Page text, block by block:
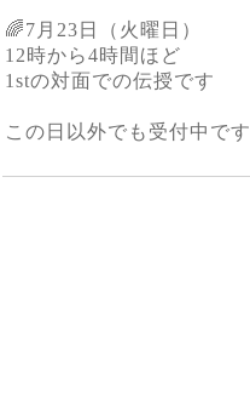
🌈7月23日（火曜日）
12時から4時間ほど
1stの対面での伝授です
この日以外でも受付中です